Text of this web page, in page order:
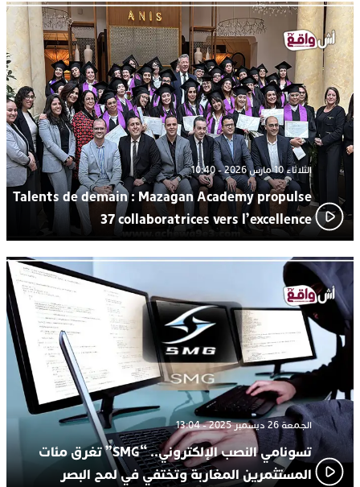
17:27 اتحاد المقاولات الإعلامية يقود قاطرة التكوين بالجديدة ويستضيف
الإعلامي سعيد بلفقير في دورة استثنائية
23:18ترسيخا لثقافة ترشيد الموارد المائية.. اختتام فعاليات النسخة الثانية
من “القرية الذكية للماء” بمركز الاصطياف ببوزنيقة
الثلاثاء 10 مارس 2026 - 10:40
Talents de demain : Mazagan Academy propulse
37 collaboratrices vers l’excellence
الجمعة 26 ديسمبر 2025 - 13:04
تسونامي النصب الإلكتروني.. “SMG” تغرق مئات
المستثمرين المغاربة وتختفي في لمح البصر